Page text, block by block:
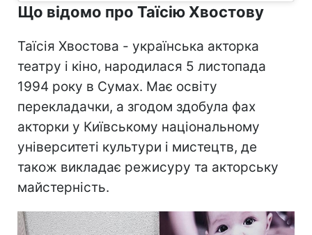
Що відомо про Таїсію Хвостову
Таїсія Хвостова - українська акторка
театру і кіно, народилася 5 листопада
1994 року в Сумах. Має освіту
перекладачки, а згодом здобула фах
акторки у Київському національному
університеті культури і мистецтв, де
також викладає режисуру та акторську
майстерність.